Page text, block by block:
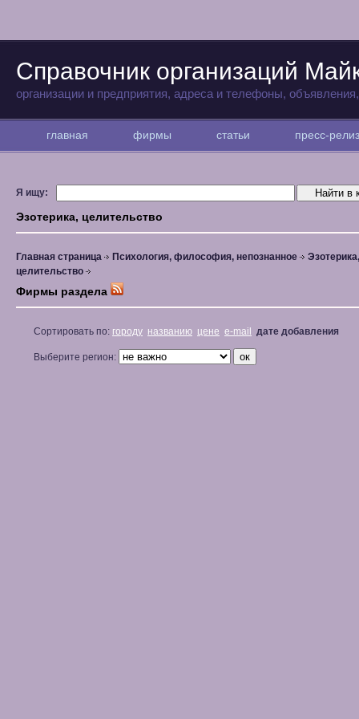
Справочник организаций
организации и предприятия, адреса и телефоны,
главная фирмы статьи пресс-
Я ищу:
Эзотерика, целительство
Главная страница Психология, философия, непознанное
Эзотерика,
целительство
Фирмы раздела
Сортировать по: городу названию цене e-mail дате добавления
Выберите регион: